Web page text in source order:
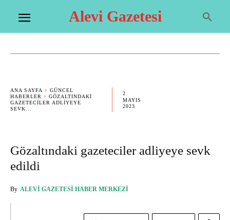
Alevi Gazetesi
ANA SAYFA
GÜNCEL
HABERLER
GÖZALTINDAKI
GAZETECILER ADLIYEYE
SEVK...
2
MAYIS
2023
Gözaltındaki gazeteciler adliyeye sevk
edildi
By ALEVI GAZETESI HABER MERKEZI